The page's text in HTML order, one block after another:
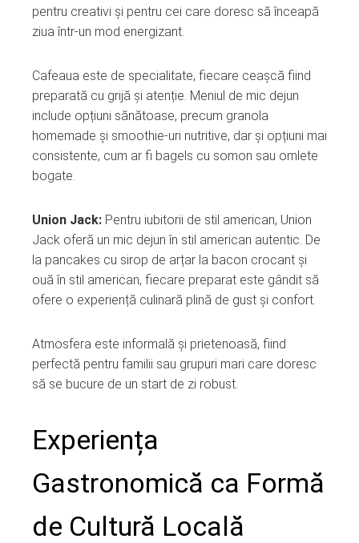
pentru creativi și pentru cei care doresc să înceapă
ziua într-un mod energizant.
Cafeaua este de specialitate, fiecare ceașcă fiind
preparată cu grijă și atenție. Meniul de mic dejun
include opțiuni sănătoase, precum granola
homemade și smoothie-uri nutritive, dar și opțiuni mai
consistente, cum ar fi bagels cu somon sau omlete
bogate.
Union Jack: Pentru iubitorii de stil american, Union
Jack oferă un mic dejun în stil american autentic. De
la pancakes cu sirop de arțar la bacon crocant și
ouă în stil american, fiecare preparat este gândit să
ofere o experiență culinară plină de gust și confort.
Atmosfera este informală și prietenoasă, fiind
perfectă pentru familii sau grupuri mari care doresc
să se bucure de un start de zi robust.
Experiența
Gastronomică ca Formă
de Cultură Locală